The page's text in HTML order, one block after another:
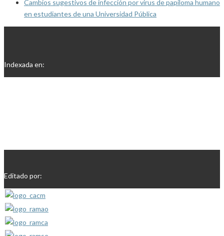
Cambios sugestivos de infección por virus de papiloma humano
en estudiantes de una Universidad Pública
Indexada en:
Editado por: